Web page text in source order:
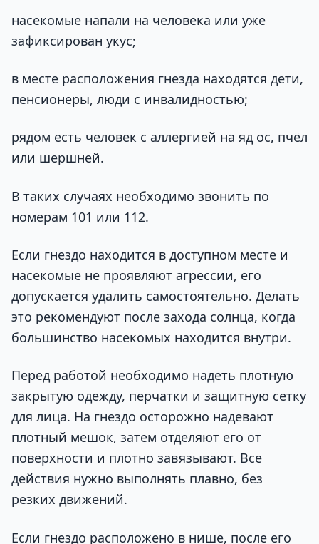
насекомые напали на человека или уже
зафиксирован укус;
в месте расположения гнезда находятся дети,
пенсионеры, люди с инвалидностью;
рядом есть человек с аллергией на яд ос, пчёл
или шершней.
В таких случаях необходимо звонить по
номерам 101 или 112.
Если гнездо находится в доступном месте и
насекомые не проявляют агрессии, его
допускается удалить самостоятельно. Делать
это рекомендуют после захода солнца, когда
большинство насекомых находится внутри.
Перед работой необходимо надеть плотную
закрытую одежду, перчатки и защитную сетку
для лица. На гнездо осторожно надевают
плотный мешок, затем отделяют его от
поверхности и плотно завязывают. Все
действия нужно выполнять плавно, без
резких движений.
Если гнездо расположено в нише, после его